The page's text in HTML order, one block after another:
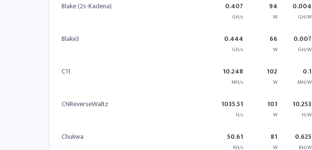
Blake (2s-Kadena) 0.407
GH/s
94
W
0.004
GH/W
Blake3 0.444
GH/s
66
W
0.007
GH/W
C11 10.248
MH/s
102
W
0.1
MH/W
CNReverseWaltz 1035.51
H/s
101
W
10.253
H/W
Chukwa 50.61
KH/s
81
W
0.625
KH/W